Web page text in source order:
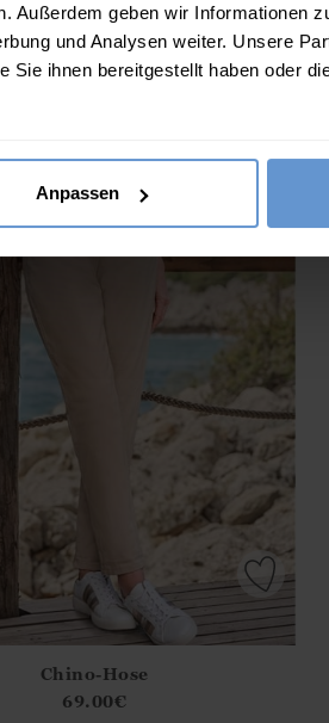
Außerdem geben wir Informationen
und Analysen weiter. Unsere
Sie ihnen bereitgestellt haben oder
Anpassen
Ja Nein
1 FARBE
IN DEN WARENKORB
?? ""
Chino-Hose
69.00€